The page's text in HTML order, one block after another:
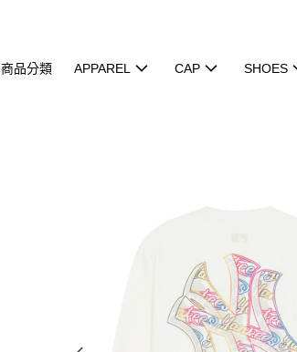
商品分類 APPAREL CAP SHOES